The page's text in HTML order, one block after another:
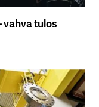
vahva tulos